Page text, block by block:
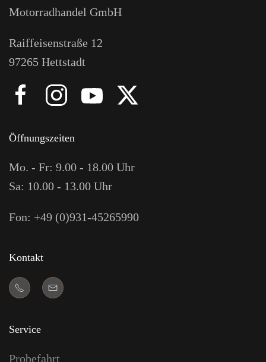
Motorradhandel GmbH
Raiffeisenstraße 12
97265 Hettstadt
Öffnungszeiten
Mo. - Fr: 9.00 - 18.00 Uhr
Sa: 10.00 - 13.00 Uhr
Fon: +49 (0)931-45265990
Kontakt
Service
Probefahrt